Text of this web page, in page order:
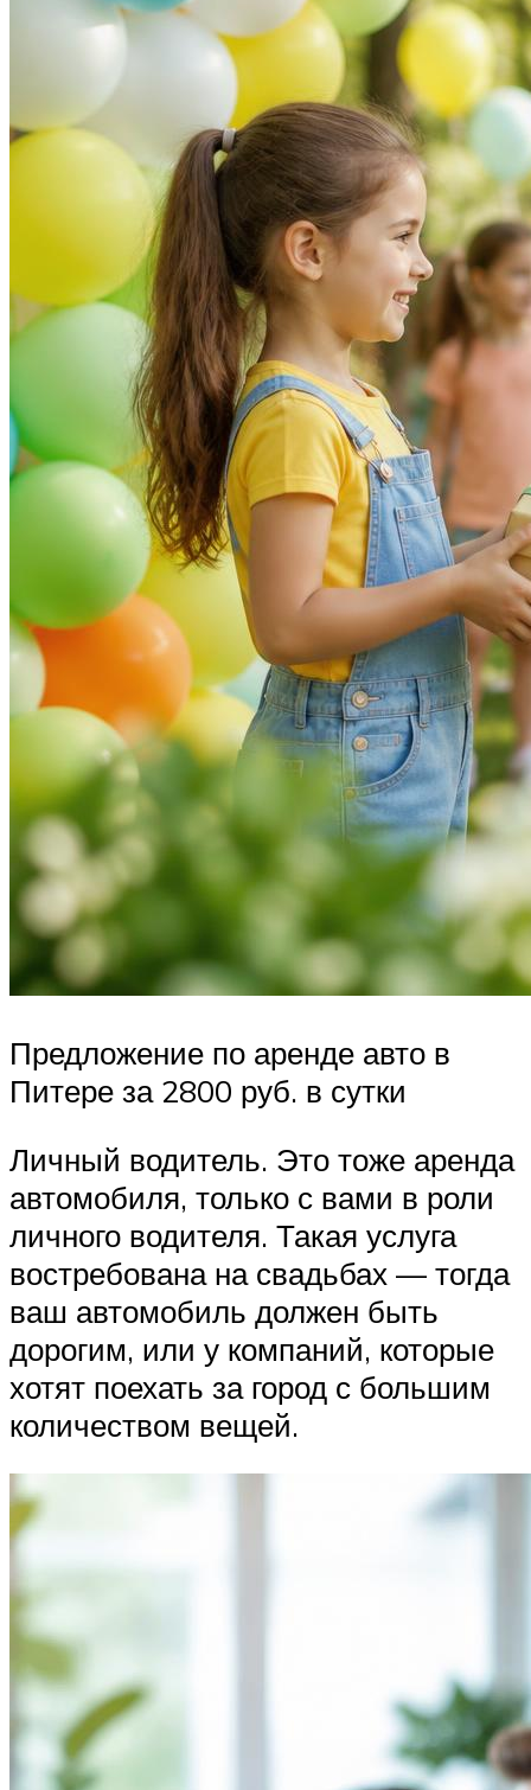
Предложение по аренде авто в
Питере за 2800 руб. в сутки
Личный водитель. Это тоже аренда
автомобиля, только с вами в роли
личного водителя. Такая услуга
востребована на свадьбах — тогда
ваш автомобиль должен быть
дорогим, или у компаний, которые
хотят поехать за город с большим
количеством вещей.